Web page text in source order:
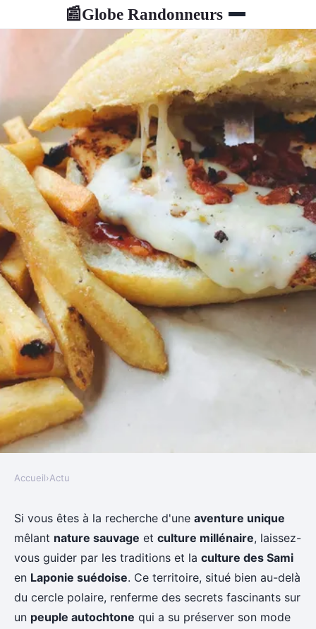
📰Globe Randonneurs
Comment découvrir les
traditions et la culture des Sami
en Laponie, Suède?
Joseph•27 juin 2024•5 min de lecture
Accueil›Actu
Si vous êtes à la recherche d'une aventure unique
mêlant nature sauvage et culture millénaire, laissez-
vous guider par les traditions et la culture des Sami
en Laponie suédoise. Ce territoire, situé bien au-delà
du cercle polaire, renferme des secrets fascinants sur
un peuple autochtone qui a su préserver son mode